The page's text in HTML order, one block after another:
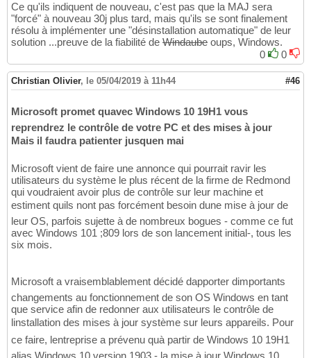
Ce qu'ils indiquent de nouveau, c'est pas que la MAJ sera
"forcé" à nouveau 30j plus tard, mais qu'ils se sont finalement
résolu à implémenter une "désinstallation automatique" de leur
solution ...preuve de la fiabilité de Windaube oups, Windows.
0
0
Christian Olivier, le 05/04/2019 à 11h44 #46
Microsoft promet quavec Windows 10 19H1 vous
reprendrez le contrôle de votre PC et des mises à jour
Mais il faudra patienter jusquen mai
Microsoft vient de faire une annonce qui pourrait ravir les
utilisateurs du système le plus récent de la firme de Redmond
qui voudraient avoir plus de contrôle sur leur machine et
estiment quils nont pas forcément besoin dune mise à jour de
leur OS, parfois sujette à de nombreux bogues - comme ce fut
avec Windows 101 ;809 lors de son lancement initial-, tous les
six mois.
Microsoft a vraisemblablement décidé dapporter dimportants
changements au fonctionnement de son OS Windows en tant
que service afin de redonner aux utilisateurs le contrôle de
linstallation des mises à jour système sur leurs appareils. Pour
ce faire, lentreprise a prévenu quà partir de Windows 10 19H1
alias Windows 10 version 1903 - la mise à jour Windows 10